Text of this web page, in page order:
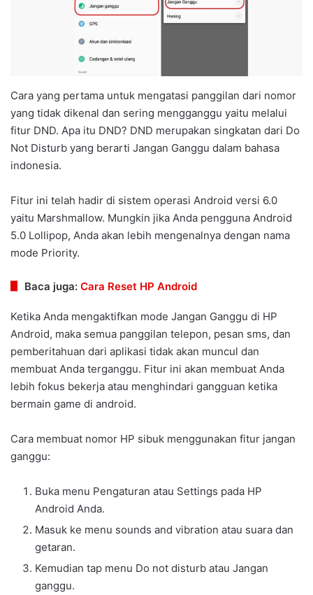
Cara yang pertama untuk mengatasi panggilan dari nomor
yang tidak dikenal dan sering mengganggu yaitu melalui
fitur DND. Apa itu DND? DND merupakan singkatan dari Do
Not Disturb yang berarti Jangan Ganggu dalam bahasa
indonesia.
Fitur ini telah hadir di sistem operasi Android versi 6.0
yaitu Marshmallow. Mungkin jika Anda pengguna Android
5.0 Lollipop, Anda akan lebih mengenalnya dengan nama
mode Priority.
Baca juga: Cara Reset HP Android
Ketika Anda mengaktifkan mode Jangan Ganggu di HP
Android, maka semua panggilan telepon, pesan sms, dan
pemberitahuan dari aplikasi tidak akan muncul dan
membuat Anda terganggu. Fitur ini akan membuat Anda
lebih fokus bekerja atau menghindari gangguan ketika
bermain game di android.
Cara membuat nomor HP sibuk menggunakan fitur jangan
ganggu:
Buka menu Pengaturan atau Settings pada HP
Android Anda.
Masuk ke menu sounds and vibration atau suara dan
getaran.
Kemudian tap menu Do not disturb atau Jangan
ganggu.